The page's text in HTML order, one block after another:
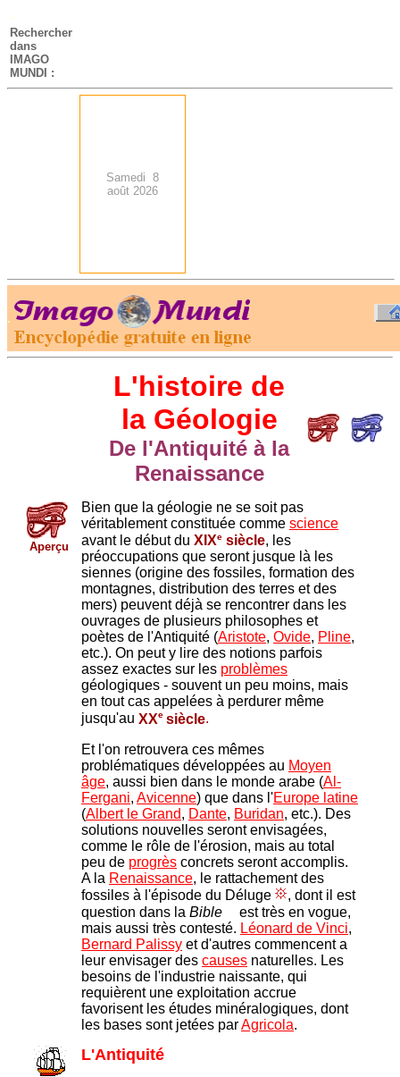
-
Rechercher
dans
IMAGO
MUNDI :
Samedi 8
août 2026
.
L'histoire de
la Géologie
De l'Antiquité à la
Renaissance
Aperçu
Bien que la géologie ne se soit pas
véritablement constituée comme science
avant le début du XIXe siècle, les
préoccupations que seront jusque là les
siennes (origine des fossiles, formation des
montagnes, distribution des terres et des
mers) peuvent déjà se rencontrer dans les
ouvrages de plusieurs philosophes et
poètes de l'Antiquité (Aristote, Ovide, Pline,
etc.). On peut y lire des notions parfois
assez exactes sur les problèmes
géologiques - souvent un peu moins, mais
en tout cas appelées à perdurer même
jusqu'au XXe siècle.
Et l'on retrouvera ces mêmes
problématiques développées au Moyen
âge, aussi bien dans le monde arabe (Al-
Fergani, Avicenne) que dans l'Europe latine
(Albert le Grand, Dante, Buridan, etc.). Des
solutions nouvelles seront envisagées,
comme le rôle de l'érosion, mais au total
peu de progrès concrets seront accomplis.
A la Renaissance, le rattachement des
fossiles à l'épisode du Déluge
, dont il est
question dans la Bible
est très en vogue,
mais aussi très contesté. Léonard de Vinci,
Bernard Palissy et d'autres commencent a
leur envisager des causes naturelles. Les
besoins de l'industrie naissante, qui
requièrent une exploitation accrue
favorisent les études minéralogiques, dont
les bases sont jetées parAgricola.
L'Antiquité